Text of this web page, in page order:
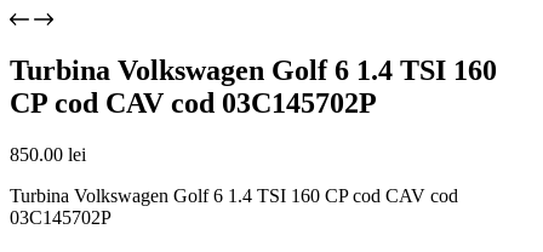
Turbina Volkswagen Golf 6 1.4 TSI 160
CP cod CAV cod 03C145702P
850.00 lei
Turbina Volkswagen Golf 6 1.4 TSI 160 CP cod CAV cod
03C145702P